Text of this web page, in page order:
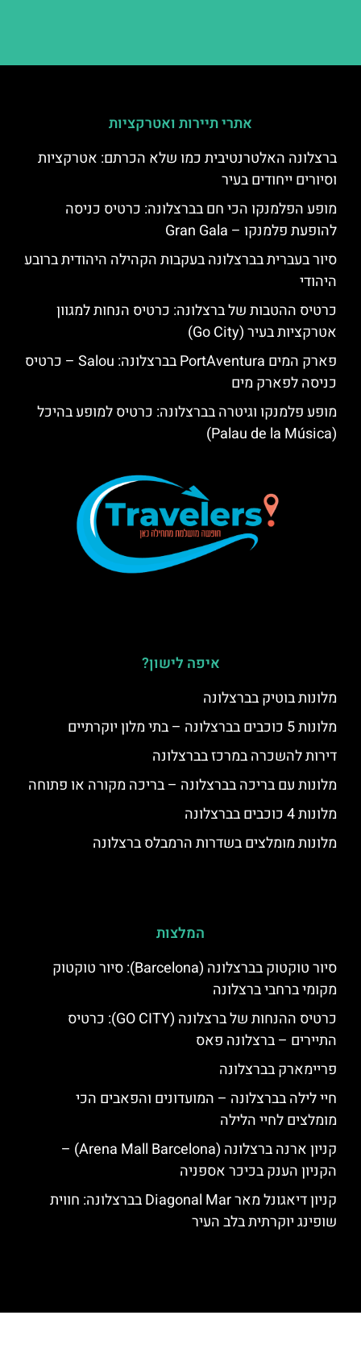
אתרי תיירות ואטרקציות
ברצלונה האלטרנטיבית כמו שלא הכרתם: אטרקציות
וסיורים ייחודים בעיר
מופע הפלמנקו הכי חם בברצלונה: כרטיס כניסה
להופעת פלמנקו – Gran Gala
סיור בעברית בברצלונה בעקבות הקהילה היהודית ברובע
היהודי
כרטיס ההטבות של ברצלונה: כרטיס הנחות למגוון
אטרקציות בעיר (Go City)
פארק המים PortAventura בברצלונה: Salou – כרטיס
כניסה לפארק מים
מופע פלמנקו וגיטרה בברצלונה: כרטיס למופע בהיכל
(Palau de la Música)
איפה לישון?
מלונות בוטיק בברצלונה
מלונות 5 כוכבים בברצלונה – בתי מלון יוקרתיים
דירות להשכרה במרכז בברצלונה
מלונות עם בריכה בברצלונה – בריכה מקורה או פתוחה
מלונות 4 כוכבים בברצלונה
מלונות מומלצים בשדרות הרמבלס ברצלונה
המלצות
סיור טוקטוק בברצלונה (Barcelona): סיור טוקטוק
מקומי ברחבי ברצלונה
כרטיס ההנחות של ברצלונה (GO CITY): כרטיס
התיירים – ברצלונה פאס
פריימארק בברצלונה
חיי לילה בברצלונה – המועדונים והפאבים הכי
מומלצים לחיי הלילה
קניון ארנה ברצלונה (Arena Mall Barcelona) –
הקניון הענק בכיכר אספניה
קניון דיאגונל מאר Diagonal Mar בברצלונה: חווית
שופינג יוקרתית בלב העיר